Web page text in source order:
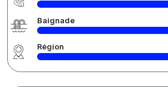
Baignade
Région